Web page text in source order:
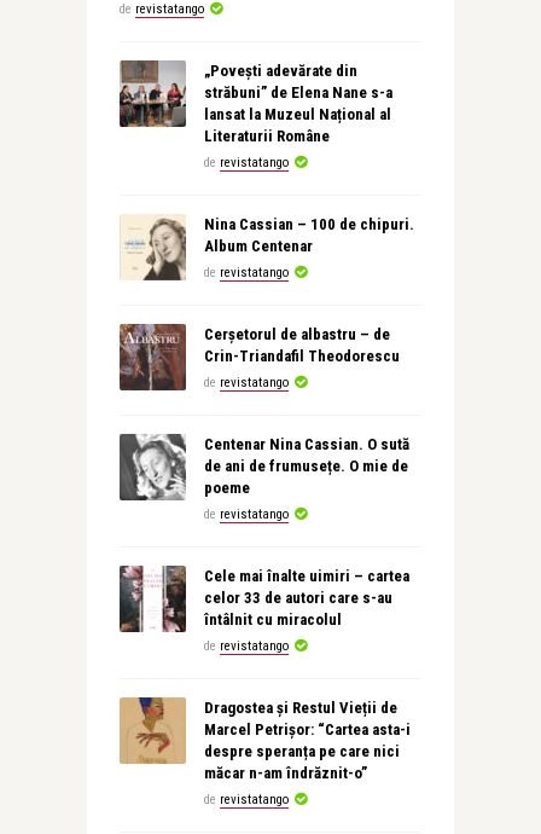
de revistatango
„Povești adevărate din
străbuni” de Elena Nane s-a
lansat la Muzeul Național al
Literaturii Române
de revistatango
Nina Cassian – 100 de chipuri.
Album Centenar
de revistatango
Cerșetorul de albastru – de
Crin-Triandafil Theodorescu
de revistatango
Centenar Nina Cassian. O sută
de ani de frumusețe. O mie de
poeme
de revistatango
Cele mai înalte uimiri – cartea
celor 33 de autori care s-au
întâlnit cu miracolul
de revistatango
Dragostea și Restul Vieții de
Marcel Petrișor: “Cartea asta-i
despre speranța pe care nici
măcar n-am îndrăznit-o”
de revistatango